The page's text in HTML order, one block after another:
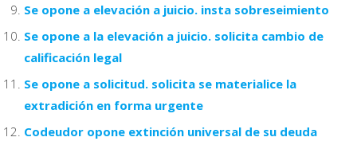
Se opone a elevación a juicio. insta sobreseimiento
Se opone a la elevación a juicio. solicita cambio de
calificación legal
Se opone a solicitud. solicita se materialice la
extradición en forma urgente
Codeudor opone extinción universal de su deuda